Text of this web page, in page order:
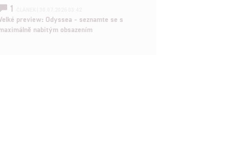
1
preview: Odyssea - seznamte se s
nabitým obsazením